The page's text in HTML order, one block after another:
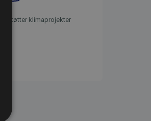
støtter klimaprojekter